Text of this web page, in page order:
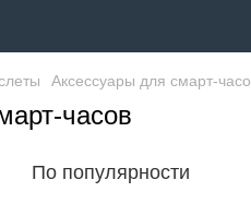
Аксессуары для смарт-
часов
По популярности